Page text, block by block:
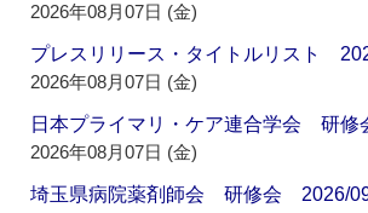
2026年08月07日 (金)
プレスリリース・タイトルリスト
2026年08月07日 (金)
日本プライマリ・ケア連合学会 研
2026年08月07日 (金)
埼玉県病院薬剤師会 研修会 2026/